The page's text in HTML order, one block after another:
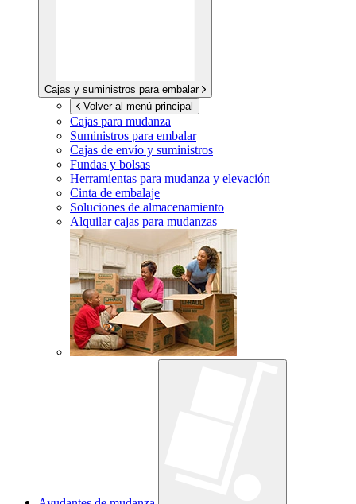
Cajas y suministros para embalar
Volver al menú principal
Cajas para mudanza
Suministros para embalar
Cajas de envío y suministros
Fundas y bolsas
Herramientas para mudanza y elevación
Cinta de embalaje
Soluciones de almacenamiento
Alquilar cajas para mudanzas